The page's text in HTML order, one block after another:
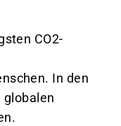
CO2-
In den
globalen